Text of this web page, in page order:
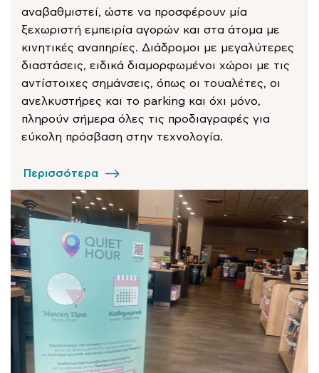
αναβαθμιστεί, ώστε να προσφέρουν μία
ξεχωριστή εμπειρία αγορών και στα άτομα με
κινητικές αναπηρίες. Διάδρομοι με μεγαλύτερες
διαστάσεις, ειδικά διαμορφωμένοι χώροι με τις
αντίστοιχες σημάνσεις, όπως οι τουαλέτες, οι
ανελκυστήρες και το parking και όχι μόνο,
πληρούν σήμερα όλες τις προδιαγραφές για
εύκολη πρόσβαση στην τεχνολογία.
Περισσότερα